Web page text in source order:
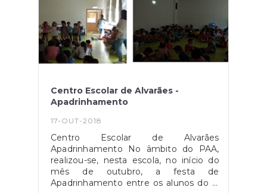
Centro Escolar de Alvarães -
Apadrinhamento
17-OUT-2018
Centro Escolar de Alvarães
Apadrinhamento No âmbito do PAA,
realizou-se, nesta escola, no início do
mês de outubro, a festa de
Apadrinhamento entre os alunos do 1º